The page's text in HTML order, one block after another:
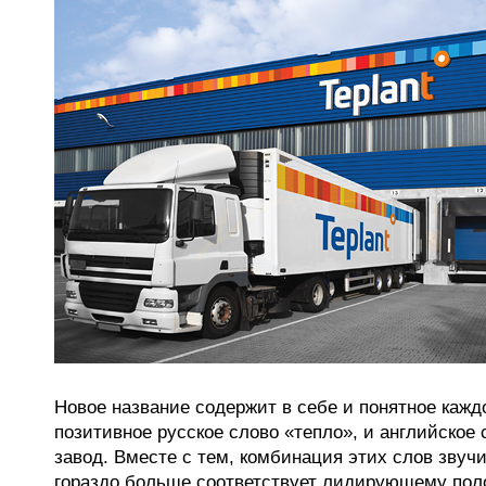
Новое название содержит в себе и понятное
позитивное русское слово «тепло», и
завод. Вместе с тем, комбинация этих слов